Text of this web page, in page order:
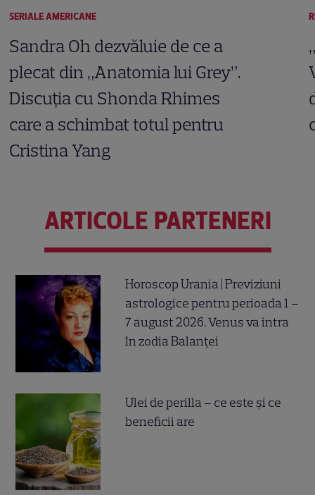
SERIALE AMERICANE
Sandra Oh dezvăluie de ce a
plecat din „Anatomia lui Grey”.
Discuția cu Shonda Rhimes
care a schimbat totul pentru
Cristina Yang
ARTICOLE PARTENERI
Horoscop Urania | Previziuni
astrologice pentru perioada 1 –
7 august 2026. Venus va intra
în zodia Balanței
Ulei de perilla – ce este și ce
beneficii are